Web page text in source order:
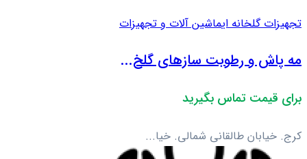
تجهیزات گلخانه ایماشین آلات و تجهیزات
مه پاش و رطوبت سازهای گلخ...
برای قیمت تماس بگیرید
کرج. خیابان طالقانی شمالی. خیا...